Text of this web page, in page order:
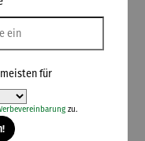
Medaillon
für
zu.